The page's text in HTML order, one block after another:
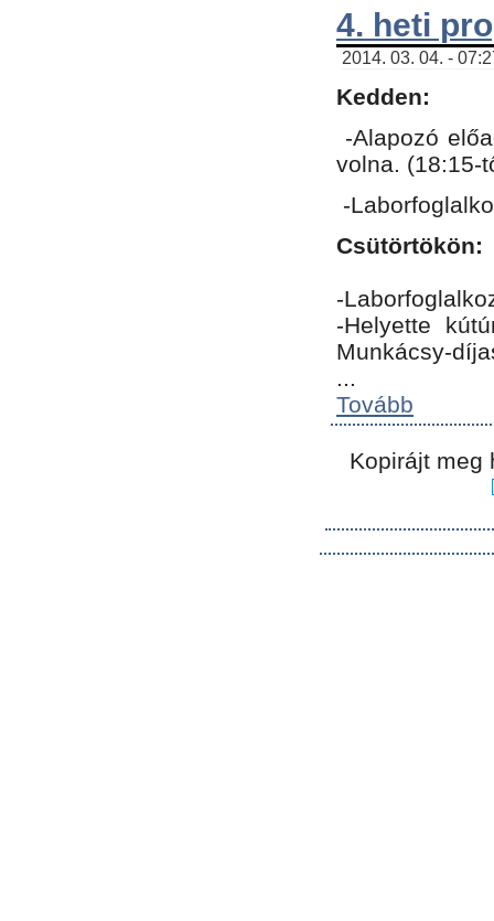
4. heti
2014. 03. 04. -
Kedden:
-Alapozó
volna. (18:15-
-
Csütörtökön:
-
-Helyette
Munkácsy-
...
Tovább
Kopirájt meg